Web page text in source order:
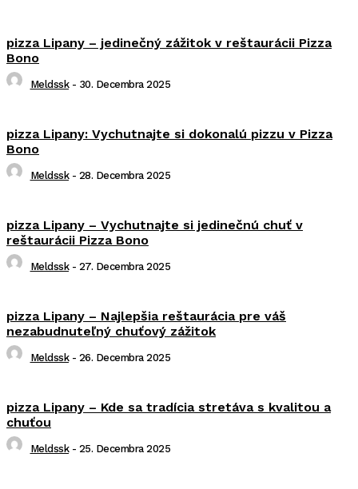
pizza Lipany – jedinečný zážitok v reštaurácii Pizza
Bono
Meldssk - 30. Decembra 2025
pizza Lipany: Vychutnajte si dokonalú pizzu v Pizza
Bono
Meldssk - 28. Decembra 2025
pizza Lipany – Vychutnajte si jedinečnú chuť v
reštaurácii Pizza Bono
Meldssk - 27. Decembra 2025
pizza Lipany – Najlepšia reštaurácia pre váš
nezabudnuteľný chuťový zážitok
Meldssk - 26. Decembra 2025
pizza Lipany – Kde sa tradícia stretáva s kvalitou a
chuťou
Meldssk - 25. Decembra 2025